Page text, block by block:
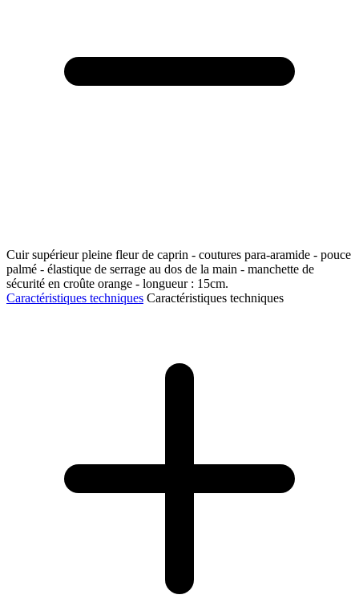
Cuir supérieur pleine fleur de caprin - coutures para-aramide - pouce
palmé - élastique de serrage au dos de la main - manchette de
sécurité en croûte orange - longueur : 15cm.
Caractéristiques techniques Caractéristiques techniques